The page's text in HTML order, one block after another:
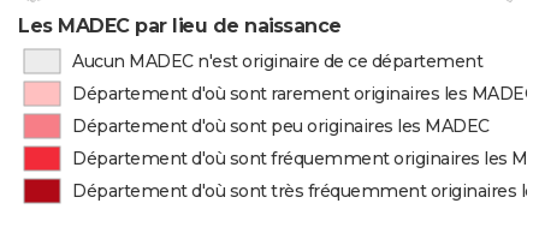
Les MADEC par lieu de naissance
Aucun MADEC n'est originaire de ce département
Département d'où sont rarement originaires les MADEC
Département d'où sont peu originaires les MADEC
Département d'où sont fréquemment originaires les
Département d'où sont très fréquemment originaires